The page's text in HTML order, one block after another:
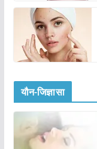
यौन-जिज्ञासा